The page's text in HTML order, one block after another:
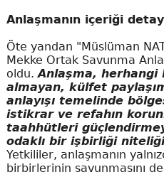
Anlaşmanın içeriği
Öte yandan "Müslüman
Mekke Ortak Savunma
oldu.Anlaşma, herhangi
almayan, külfet
anlayışı temelinde
istikrar ve refahın
taahhütleri
odaklı bir işbirliği niteliği
Yetkililer, anlaşmanın
birbirlerinin savunmasını